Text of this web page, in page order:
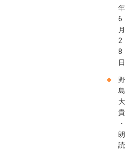
年
6
月
2
8
日
野
島
大
貴
・
朗
読